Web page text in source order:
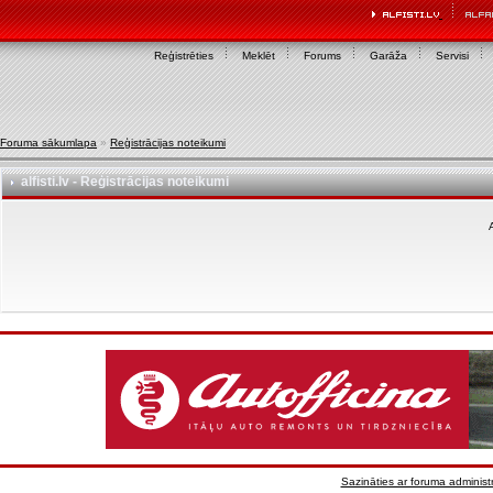
Reģistrēties Meklēt Forums Garāža Servisi
Foruma sākumlapa » Reģistrācijas noteikumi
alfisti.lv - Reģistrācijas noteikumi
Sazināties ar foruma